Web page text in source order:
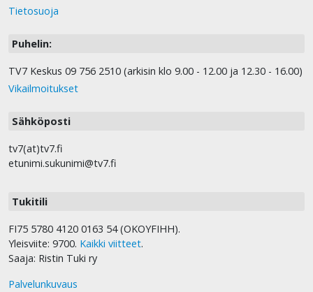
Tietosuoja
Puhelin:
TV7 Keskus 09 756 2510 (arkisin klo 9.00 - 12.00 ja 12.30 - 16.00)
Vikailmoitukset
Sähköposti
tv7(at)tv7.fi
etunimi.sukunimi@tv7.fi
Tukitili
FI75 5780 4120 0163 54 (OKOYFIHH).
Yleisviite: 9700. Kaikki viitteet.
Saaja: Ristin Tuki ry
Palvelunkuvaus